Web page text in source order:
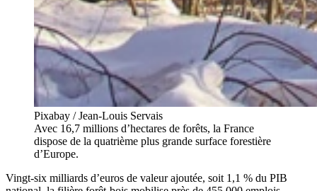
Pixabay / Jean-Louis Servais
Avec 16,7 millions d’hectares de forêts, la France
dispose de la quatrième plus grande surface forestière
d’Europe.
Vingt-six milliards d’euros de valeur ajoutée, soit 1,1 % du PIB